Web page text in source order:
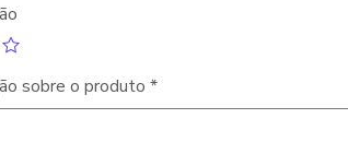
sobre o produto *